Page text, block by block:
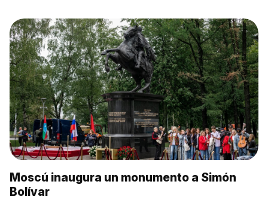
Moscú inaugura un monumento a Simón
Bolívar